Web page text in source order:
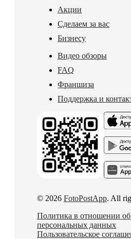
Акции
Сделаем за вас
Бизнесу
Видео обзоры
FAQ
Франшиза
Поддержка и
© 2026 FotoPostApp. All
Политика в отношении
персональных данных
Пользовательское